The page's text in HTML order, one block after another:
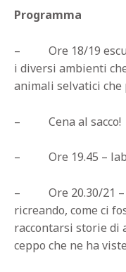
Programma
– Ore 18/19
i diversi ambienti
animali selvatici
– Cena al sacco!
– Ore 19.45 –
– Ore 20.30/21 –
ricreando, come ci
raccontarsi storie di
ceppo che ne ha